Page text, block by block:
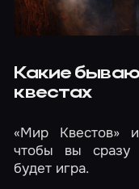
Какие
квестах
«Мир Квестов»
чтобы вы сразу
будет игра.